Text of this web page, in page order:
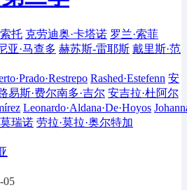
托 克劳迪奥·卡塔诺 罗兰·索菲
亚·马查多 赫苏斯-雷耶斯 戴里斯·范
Rashed·Estefenn 安
易斯·费尔南多·吉尔 安吉拉·杜阿尔
Leonardo·Aldana·De·Hoyos
瑞诺 劳拉·莫拉·奥尔特加
05